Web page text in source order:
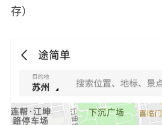
存）